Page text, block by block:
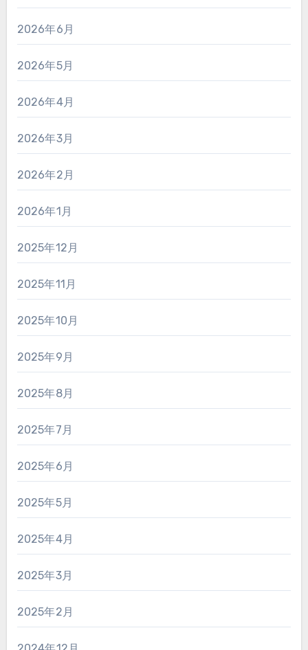
2026年6月
2026年5月
2026年4月
2026年3月
2026年2月
2026年1月
2025年12月
2025年11月
2025年10月
2025年9月
2025年8月
2025年7月
2025年6月
2025年5月
2025年4月
2025年3月
2025年2月